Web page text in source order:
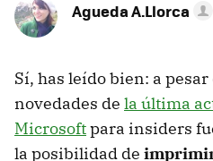
Agueda A.Llorca
Sí, has leído bien: a
novedades de la última
Microsoftpara insiders
la posibilidad de